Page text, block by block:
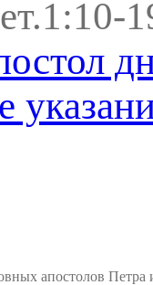
апостолов Петра